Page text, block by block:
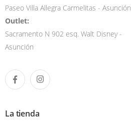
Paseo Villa Allegra Carmelitas - Asunción
Outlet:
Sacramento N 902 esq. Walt Disney -
Asunción
La tienda